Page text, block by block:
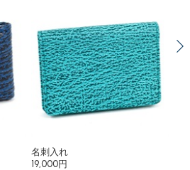
名刺入れ
19,000円